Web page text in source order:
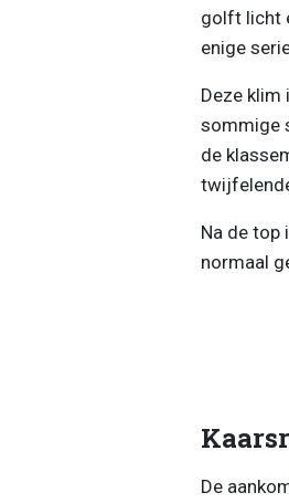
golft licht
enige
Deze klim
sommige
de
Na de top
normaal
De